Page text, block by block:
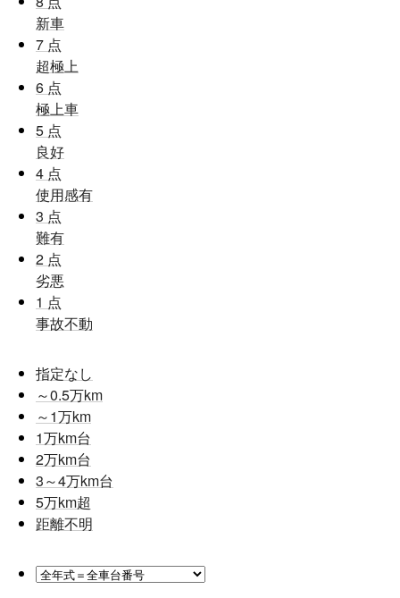
新車
7 点
超極上
6 点
極上車
5 点
良好
4 点
使用感有
3 点
難有
2 点
劣悪
1 点
事故不動
指定なし
～0.5万km
～1万km
1万km台
2万km台
3～4万km台
5万km超
距離不明